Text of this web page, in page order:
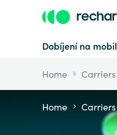
Dobíjení na mobil
Home Carriers
Home Carriers